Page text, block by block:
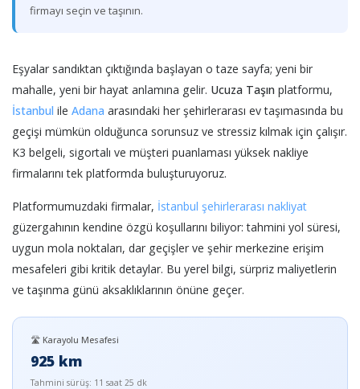
firmayı seçin ve taşının.
Eşyalar sandıktan çıktığında başlayan o taze sayfa; yeni bir
mahalle, yeni bir hayat anlamına gelir. Ucuza Taşın platformu,
İstanbul ile Adana arasındaki her şehirlerarası ev taşımasında bu
geçişi mümkün olduğunca sorunsuz ve stressiz kılmak için çalışır.
K3 belgeli, sigortalı ve müşteri puanlaması yüksek nakliye
firmalarını tek platformda buluşturuyoruz.
Platformumuzdaki firmalar, İstanbul şehirlerarası nakliyat
güzergahının kendine özgü koşullarını biliyor: tahmini yol süresi,
uygun mola noktaları, dar geçişler ve şehir merkezine erişim
mesafeleri gibi kritik detaylar. Bu yerel bilgi, sürpriz maliyetlerin
ve taşınma günü aksaklıklarının önüne geçer.
🛣️ Karayolu Mesafesi
925 km
Tahmini sürüş: 11 saat 25 dk